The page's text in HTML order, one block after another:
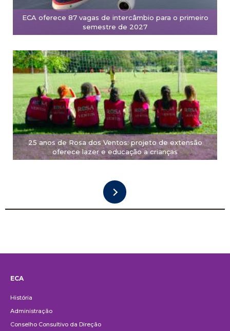
ECA oferece 87 vagas de intercâmbio para o primeiro
semestre de 2027
25 anos de Rosa dos Ventos: projeto de extensão
oferece lazer e educação a crianças
ECA
História
Administração
Conselho Consultivo da Direção